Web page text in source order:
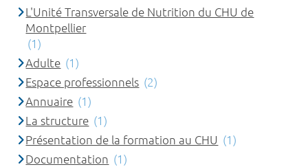
L'Unité Transversale de Nutrition du CHU de
Montpellier
(1)
Adulte (1)
Espace professionnels (2)
Annuaire (1)
La structure (1)
Présentation de la formation au CHU (1)
Documentation (1)